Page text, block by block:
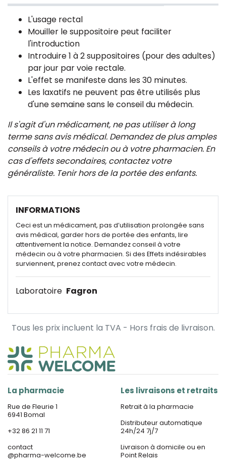
L'usage rectal
Mouiller le suppositoire peut faciliter
l'introduction
Introduire 1 à 2 suppositoires (pour des adultes)
par jour par voie rectale.
L'effet se manifeste dans les 30 minutes.
Les laxatifs ne peuvent pas être utilisés plus
d'une semaine sans le conseil du médecin.
Il s'agit d'un médicament, ne pas utiliser à long
terme sans avis médical. Demandez de plus amples
conseils à votre médecin ou à votre pharmacien. En
cas d'effets secondaires, contactez votre
généraliste. Tenir hors de la portée des enfants.
INFORMATIONS
Ceci est un médicament, pas d’utilisation prolongée sans
avis médical, garder hors de portée des enfants, lire
attentivement la notice. Demandez conseil à votre
médecin ou à votre pharmacien. Si des Effets indésirables
surviennent, prenez contact avec votre médecin.
Laboratoire Fagron
Tous les prix incluent la TVA - Hors frais de livraison.
La pharmacie
Rue de Fleurie 1
6941 Bomal
+32 86 21 11 71
contact
@pharma-welcome.be
Les livraisons et retraits
Retrait à la pharmacie
Distributeur automatique
24h/24 7j/7
Livraison à domicile ou en
Point Relais